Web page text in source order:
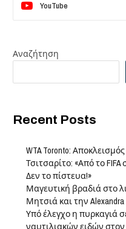
YouTube
Αναζήτηση
Recent Posts
WTA Toronto:
Τσιτσαρίτο: «Από το
Δεν το πίστευα!»
Μαγευτική βραδιά στο
Μητσιά και την Alexandra
Υπό έλεγχο η πυρκαγιά
ναυτιλιακών ειδών